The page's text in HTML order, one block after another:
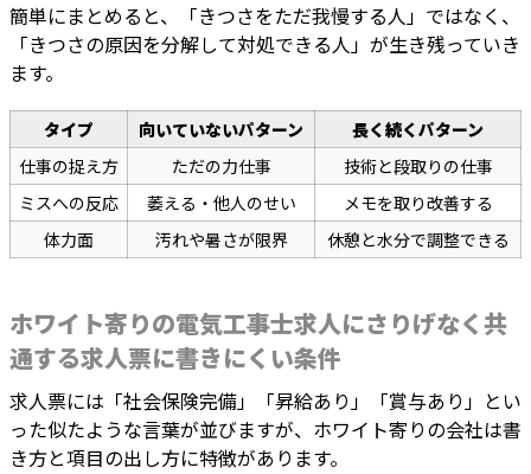
簡単にまとめると、「きつさをただ我慢する人」ではなく、
「きつさの原因を分解して対処できる人」が生き残っていき
ます。
タイプ 向いていないパターン
長く続くパターン
仕事の捉え方
ただの力仕事
技術と段取りの仕事
ミスへの反応
萎える・他人のせい
メモを取り改善する
体力面
汚れや暑さが限界 休憩と水分で調整できる
ホワイト寄りの電気工事士求人にさりげなく共
通する求人票に書きにくい条件
求人票には「社会保険完備」「昇給あり」「賞与あり」とい
った似たような言葉が並びますが、ホワイト寄りの会社は書
き方と項目の出し方に特徴があります。